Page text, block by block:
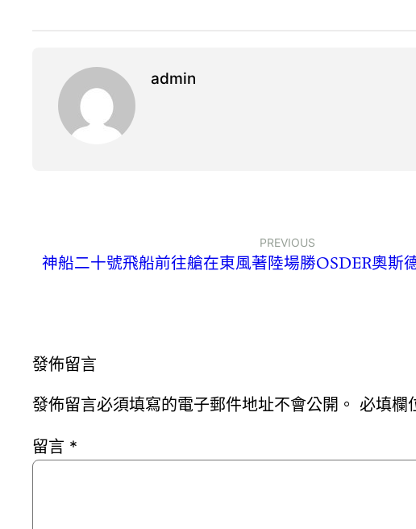
admin
PREVIOUS
神船二十號飛船前往艙在東風著陸場勝OSDER奧斯
發佈留言
發佈留言必須填寫的電子郵件地址不會公開。 必填欄
留言 *